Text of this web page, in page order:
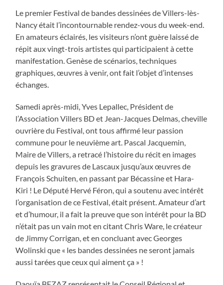
Le premier Festival de bandes dessinées de Villers-lès-
Nancy était l’incontournable rendez-vous du week-end.
En amateurs éclairés, les visiteurs n’ont guère laissé de
répit aux vingt-trois artistes qui participaient à cette
manifestation. Genèse de scénarios, techniques
graphiques, œuvres à venir, ont fait l’objet d’intenses
échanges.
Samedi après-midi, Yves Lepallec, Président de
l’Association Villers BD et Jean-Jacques Delmas, cheville
ouvrière du Festival, ont tous affirmé leur passion
commune pour le neuvième art. Pascal Jacquemin,
Maire de Villers, a retracé l’histoire du récit en images
depuis les gravures de Lascaux jusqu’aux œuvres de
François Schuiten, en passant par Bécassine et Hara-
Kiri ! Le Député Hervé Féron, qui a soutenu avec intérêt
l’organisation de ce Festival, était présent. Amateur d’art
et d’humour, il a fait la preuve que son intérêt pour la BD
n’était pas un vain mot en citant Chris Ware, le créateur
de Jimmy Corrigan, et en concluant avec Georges
Wolinski que « les bandes dessinées ne seront jamais
aussi tarées que ceux qui aiment ça » !